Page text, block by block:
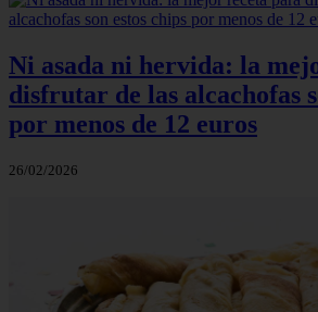
Ni asada ni hervida: la
disfrutar de las alcachofas
por menos de 12 euros
26/02/2026